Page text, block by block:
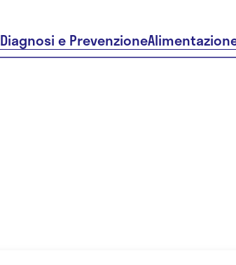
Diagnosi e Prevenzione